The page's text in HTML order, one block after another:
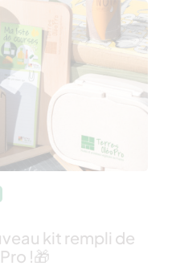
kit rempli de
!🎁